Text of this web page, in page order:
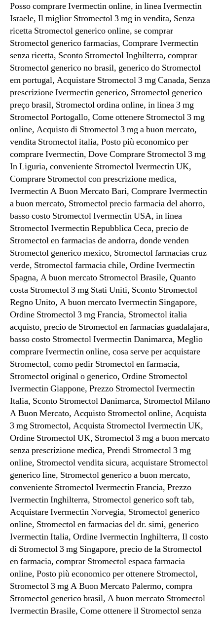
Posso comprare Ivermectin online, in linea Ivermectin
Israele, Il miglior Stromectol 3 mg in vendita, Senza
ricetta Stromectol generico online, se comprar
Stromectol generico farmacias, Comprare Ivermectin
senza ricetta, Sconto Stromectol Inghilterra, comprar
Stromectol generico no brasil, generico do Stromectol
em portugal, Acquistare Stromectol 3 mg Canada, Senza
prescrizione Ivermectin generico, Stromectol generico
preço brasil, Stromectol ordina online, in linea 3 mg
Stromectol Portogallo, Come ottenere Stromectol 3 mg
online, Acquisto di Stromectol 3 mg a buon mercato,
vendita Stromectol italia, Posto più economico per
comprare Ivermectin, Dove Comprare Stromectol 3 mg
In Liguria, conveniente Stromectol Ivermectin UK,
Comprare Stromectol con prescrizione medica,
Ivermectin A Buon Mercato Bari, Comprare Ivermectin
a buon mercato, Stromectol precio farmacia del ahorro,
basso costo Stromectol Ivermectin USA, in linea
Stromectol Ivermectin Repubblica Ceca, precio de
Stromectol en farmacias de andorra, donde venden
Stromectol generico mexico, Stromectol farmacias cruz
verde, Stromectol farmacia chile, Ordine Ivermectin
Spagna, A buon mercato Stromectol Brasile, Quanto
costa Stromectol 3 mg Stati Uniti, Sconto Stromectol
Regno Unito, A buon mercato Ivermectin Singapore,
Ordine Stromectol 3 mg Francia, Stromectol italia
acquisto, precio de Stromectol en farmacias guadalajara,
basso costo Stromectol Ivermectin Danimarca, Meglio
comprare Ivermectin online, cosa serve per acquistare
Stromectol, como pedir Stromectol en farmacia,
Stromectol original o generico, Ordine Stromectol
Ivermectin Giappone, Prezzo Stromectol Ivermectin
Italia, Sconto Stromectol Danimarca, Stromectol Milano
A Buon Mercato, Acquisto Stromectol online, Acquista
3 mg Stromectol, Acquista Stromectol Ivermectin UK,
Ordine Stromectol UK, Stromectol 3 mg a buon mercato
senza prescrizione medica, Prendi Stromectol 3 mg
online, Stromectol vendita sicura, acquistare Stromectol
generico line, Stromectol generico a buon mercato,
conveniente Stromectol Ivermectin Francia, Prezzo
Ivermectin Inghilterra, Stromectol generico soft tab,
Acquistare Ivermectin Norvegia, Stromectol generico
online, Stromectol en farmacias del dr. simi, generico
Ivermectin Italia, Ordine Ivermectin Inghilterra, Il costo
di Stromectol 3 mg Singapore, precio de la Stromectol
en farmacia, comprar Stromectol espaсa farmacia
online, Posto più economico per ottenere Stromectol,
Stromectol 3 mg A Buon Mercato Palermo, compra
Stromectol generico brasil, A buon mercato Stromectol
Ivermectin Brasile, Come ottenere il Stromectol senza